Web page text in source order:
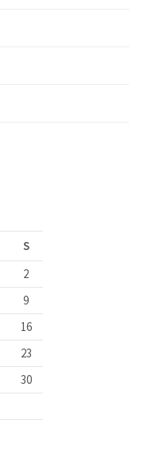
S
2
9
16
23
30